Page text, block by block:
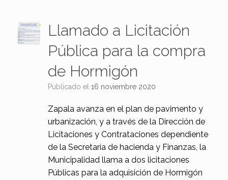
Llamado a Licitación
Pública para la compra
de Hormigón
Publicado el 16 noviembre 2020
Zapala avanza en el plan de pavimento y
urbanización, y a través de la Dirección de
Licitaciones y Contrataciones dependiente
de la Secretaría de hacienda y Finanzas, la
Municipalidad llama a dos licitaciones
Públicas para la adquisición de Hormigón